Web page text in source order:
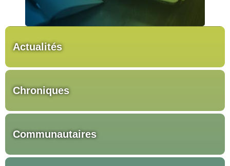
Actualités
Chroniques
Communautaires